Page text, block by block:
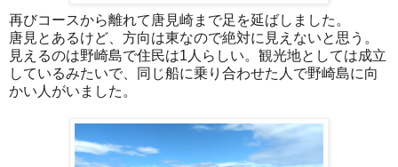
再びコースから離れて唐見崎まで足を延ばしました。
唐見とあるけど、方向は東なので絶対に見えないと思う。
見えるのは野崎島で住民は1人らしい。観光地としては成立
しているみたいで、同じ船に乗り合わせた人で野崎島に向
かい人がいました。